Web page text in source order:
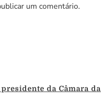
um comentário.
da Câmara da